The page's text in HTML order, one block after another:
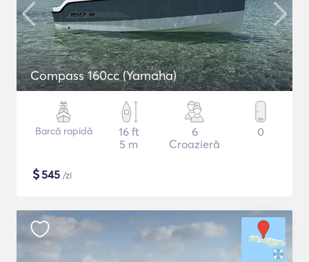
Compass 160cc (Yamaha)
Barcă rapidă
16 ft
5 m
6
Croazieră
0
$545 /zi